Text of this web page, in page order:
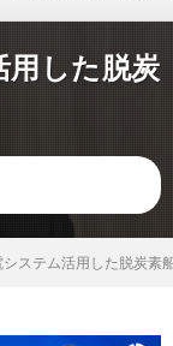
した脱炭
ステム活用した脱炭素